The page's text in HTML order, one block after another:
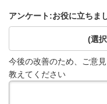
アンケート:お役に立ちま
(選
今後の改善のため、ご意
教えてください